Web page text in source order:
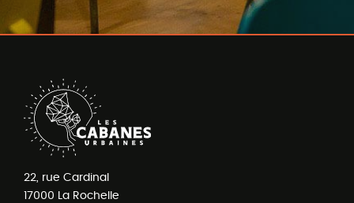
22, rue Cardinal
17000 La Rochelle